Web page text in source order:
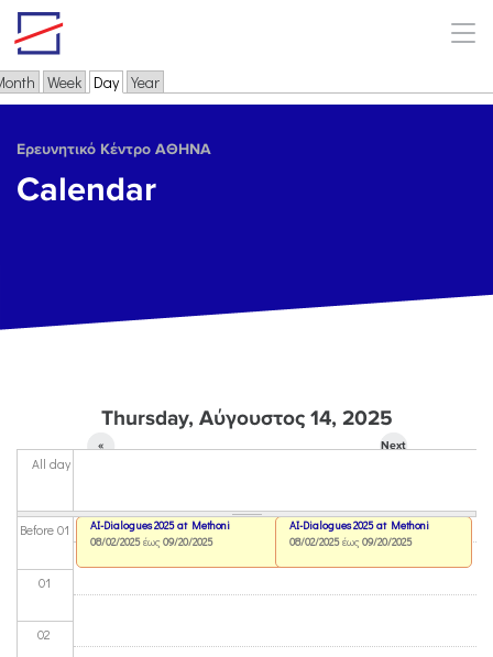
Skip to main content
Primary tabs
Week Day(active tab)
Year
Ερευνητικό Κέντρο ΑΘΗΝΑ
Calendar
Thursday, Αύγουστος 14, 2025
«
Next
All day
Before 01
01
02
AI-Dialogues 2025 at Methoni
08/02/2025έως 09/20/2025
AI-Dialogues 2025 at Methoni
08/02/2025έως 09/20/2025